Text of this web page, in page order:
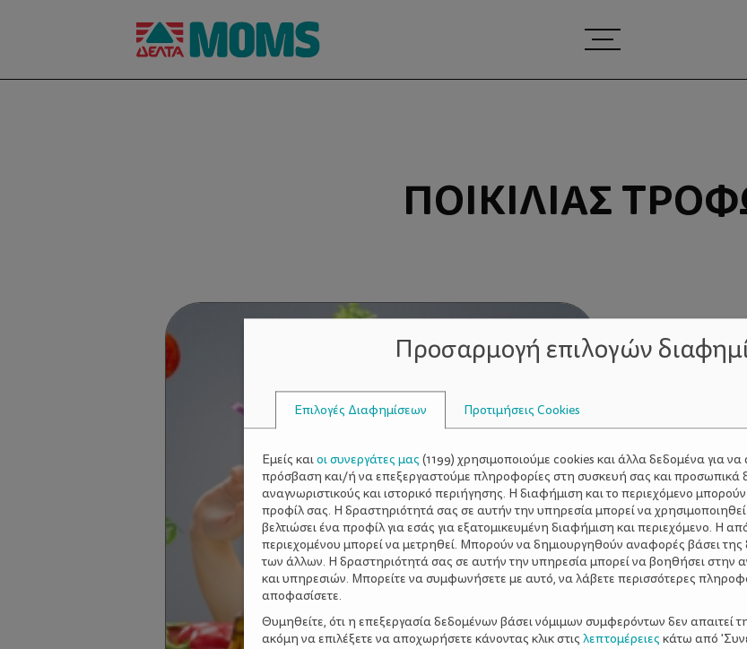
ΠΟΙΚΙΛΊΑΣ
Προσαρμογή επιλογών
Επιλογές Διαφημίσεων Προτιμήσεις Cookies
Εμείς καιοι συνεργάτες μας (1199) χρησιμοποιούμε cookies και άλλα δεδομένα για
πρόσβαση και/ή να επεξεργαστούμε πληροφορίες στη συσκευή σας και προσωπικά
αναγνωριστικούς και ιστορικό περιήγησης. Η διαφήμιση και το περιεχόμενο
προφίλ σας. Η δραστηριότητά σας σε αυτήν την υπηρεσία μπορεί να
βελτιώσει ένα προφίλ για εσάς για εξατομικευμένη διαφήμιση και περιεχόμενο. Η
περιεχομένου μπορεί να μετρηθεί. Μπορούν να δημιουργηθούν αναφορές βάσει
των άλλων. Η δραστηριότητά σας σε αυτήν την υπηρεσία μπορεί να βοηθήσει στην
και υπηρεσιών. Μπορείτε να συμφωνήσετε με αυτό, να λάβετε περισσότερες
αποφασίσετε.
Θυμηθείτε, ότι η επεξεργασία δεδομένων βάσει νόμιμων συμφερόντων δεν απαιτεί
ακόμη να επιλέξετε να αποχωρήσετε κάνοντας κλικ στις λεπτομέρειες κάτω από